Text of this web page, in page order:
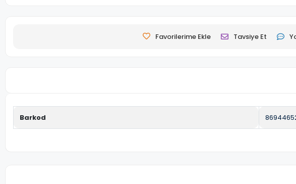
Favorilerime Ekle Tavsiye Et
Barkod